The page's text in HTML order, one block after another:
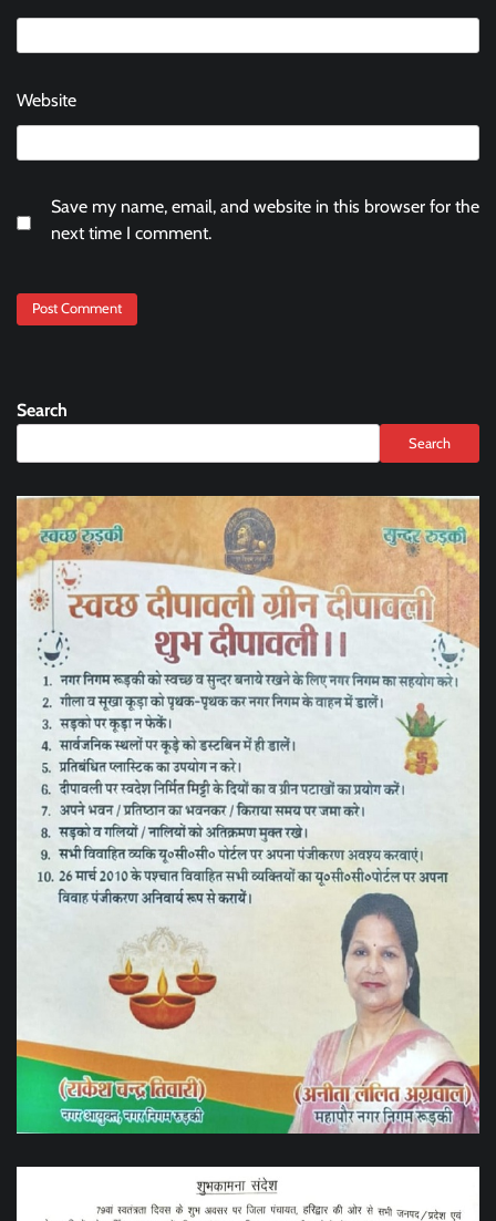
Website
Save my name, email, and website in this browser for the
next time I comment.
Search
Search